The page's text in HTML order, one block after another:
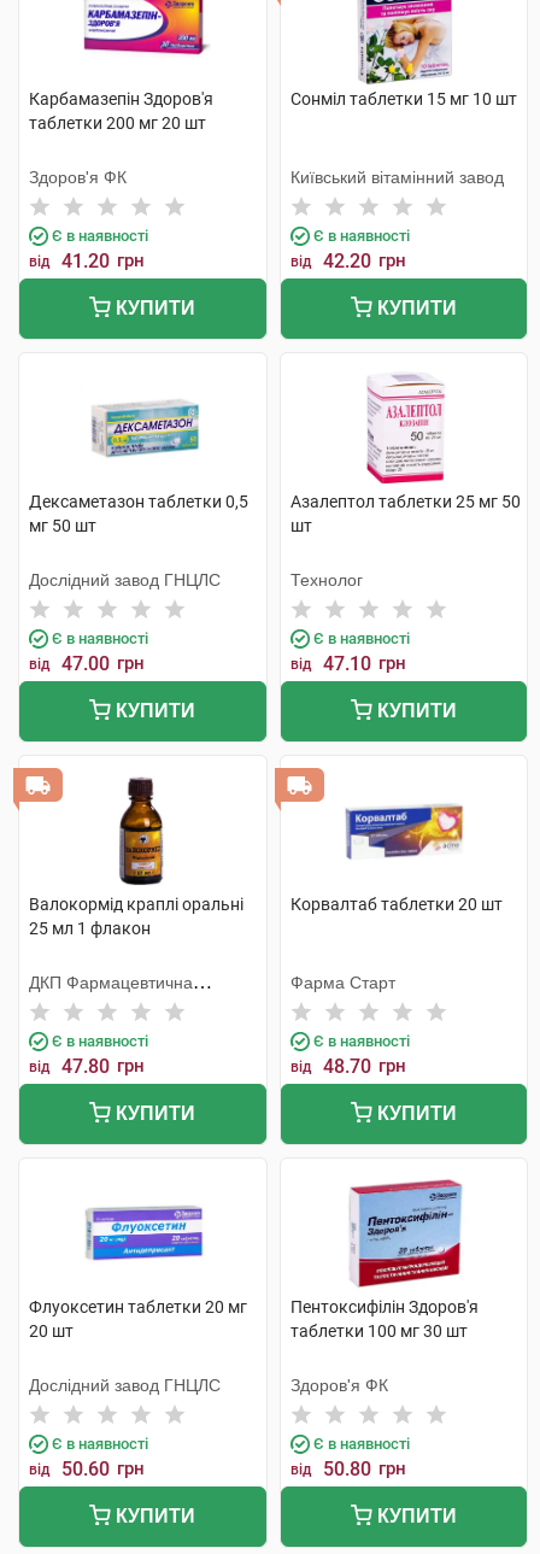
Карбамазепін Здоров'я
таблетки 200 мг 20 шт
Здоров'я ФК
Є в наявності
від 41.20 грн
КУПИТИ
Сонміл таблетки 15 мг 10 шт
Київський вітамінний завод
Є в наявності
від 42.20 грн
КУПИТИ
Дексаметазон таблетки 0,5
мг 50 шт
Дослідний завод ГНЦЛС
Є в наявності
від 47.00 грн
КУПИТИ
Азалептол таблетки 25 мг 50
шт
Технолог
Є в наявності
від 47.10 грн
КУПИТИ
Валокормід краплі оральні
25 мл 1 флакон
ДКП Фармацевтична
фабрика
Є в наявності
від 47.80 грн
КУПИТИ
Корвалтаб таблетки 20 шт
Фарма Старт
Є в наявності
від 48.70 грн
КУПИТИ
Флуоксетин таблетки 20 мг
20 шт
Дослідний завод ГНЦЛС
Є в наявності
від 50.60 грн
КУПИТИ
Пентоксифілін Здоров'я
таблетки 100 мг 30 шт
Здоров'я ФК
Є в наявності
від 50.80 грн
КУПИТИ